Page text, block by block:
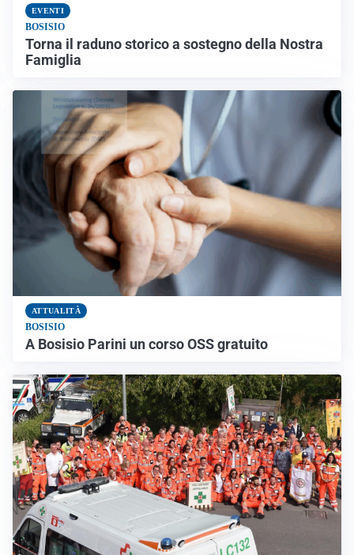
EVENTI
BOSISIO
Torna il raduno storico a sostegno della Nostra
Famiglia
ATTUALITÀ
BOSISIO
A Bosisio Parini un corso OSS gratuito